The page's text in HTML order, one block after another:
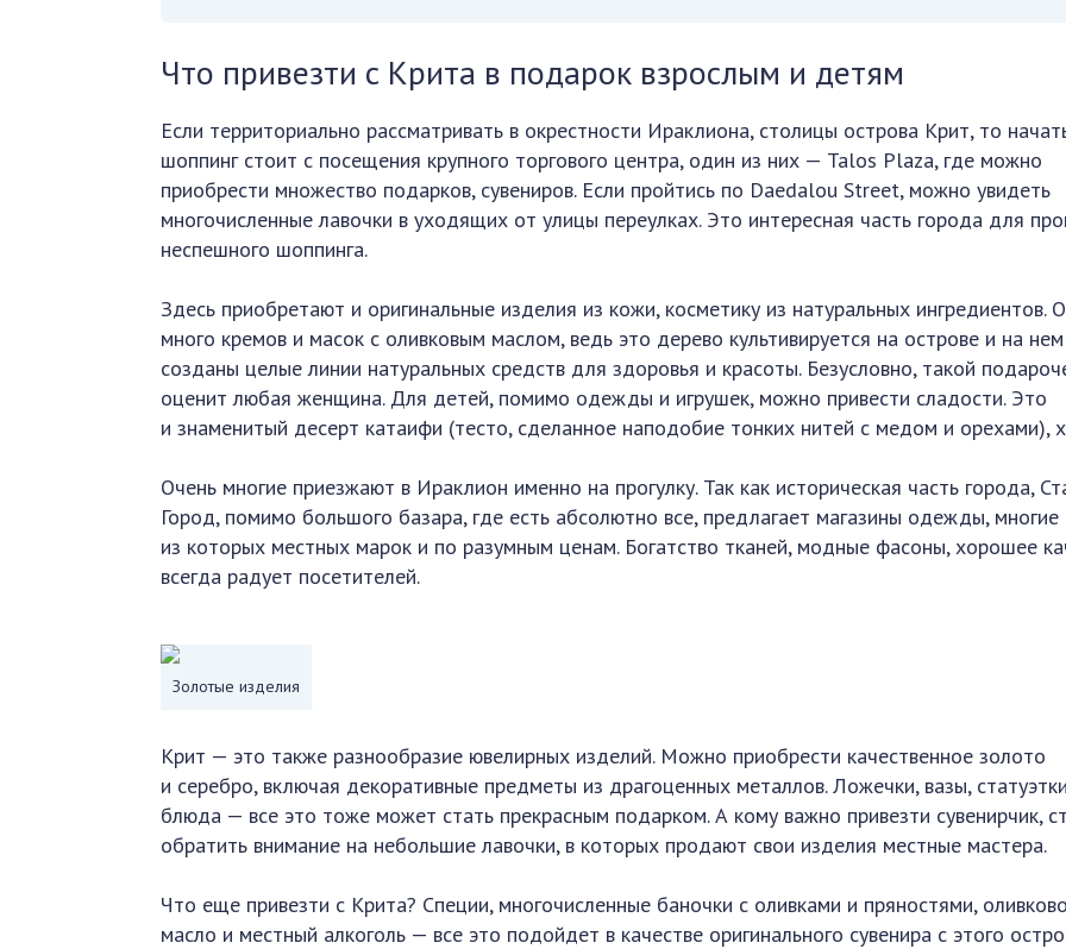
Что привезти с Крита в подарок взрослым и детям
Если территориально рассматривать в окрестности Ираклиона, столицы острова Крит, то
шоппинг стоит с посещения крупного торгового центра, один из них — Talos Plaza, где можно
приобрести множество подарков, сувениров. Если пройтись по Daedalou Street, можно увидеть
многочисленные лавочки в уходящих от улицы переулках. Это интересная часть города для
неспешного шоппинга.
Здесь приобретают и оригинальные изделия из кожи, косметику из натуральных ингредиентов.
много кремов и масок с оливковым маслом, ведь это дерево культивируется на острове и на нем
созданы целые линии натуральных средств для здоровья и красоты. Безусловно, такой
оценит любая женщина. Для детей, помимо одежды и игрушек, можно привести сладости. Это
и знаменитый десерт катаифи (тесто, сделанное наподобие тонких нитей с медом и орехами),
Очень многие приезжают в Ираклион именно на прогулку. Так как историческая часть города,
Город, помимо большого базара, где есть абсолютно все, предлагает магазины одежды, многие
из которых местных марок и по разумным ценам. Богатство тканей, модные фасоны, хорошее
всегда радует посетителей.
Золотые изделия
Крит — это также разнообразие ювелирных изделий. Можно приобрести качественное золото
и серебро, включая декоративные предметы из драгоценных металлов. Ложечки, вазы,
блюда — все это тоже может стать прекрасным подарком. А кому важно привезти сувенирчик,
обратить внимание на небольшие лавочки, в которых продают свои изделия местные мастера.
Что еще привезти с Крита? Специи, многочисленные баночки с оливками и пряностями,
масло и местный алкоголь — все это подойдет в качестве оригинального сувенира с этого